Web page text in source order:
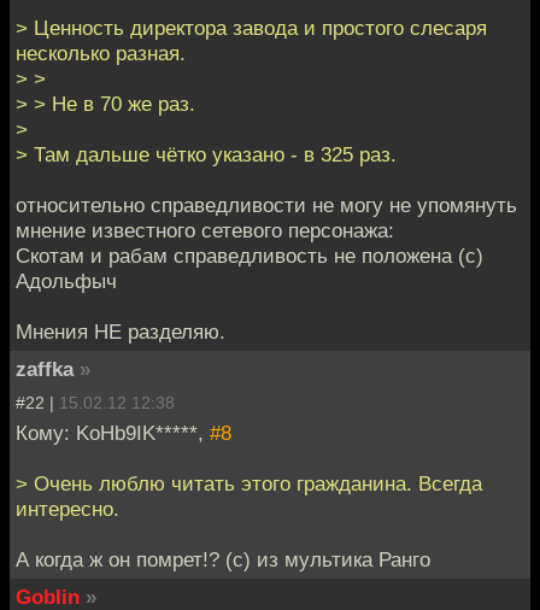
> Ценность директора завода и простого слесаря
несколько разная.
> >
> > Не в 70 же раз.
>
> Там дальше чётко указано - в 325 раз.
относительно справедливости не могу не упомянуть
мнение известного сетевого персонажа:
Скотам и рабам справедливость не положена (с)
Адольфыч
Мнения НЕ разделяю.
zaffka »
#22 | 15.02.12 12:38
Кому: KoHb9IK*****, #8
> Очень люблю читать этого гражданина. Всегда
интересно.
А когда ж он помрет!? (с) из мультика Ранго
Goblin »